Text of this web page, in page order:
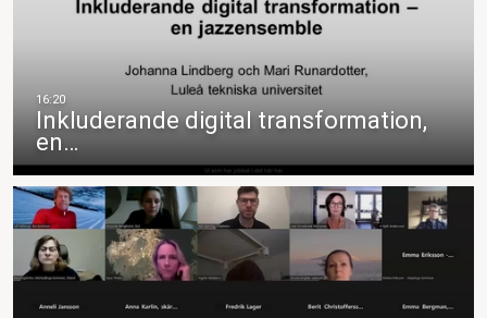
Inkluderande digital transformation,
en…